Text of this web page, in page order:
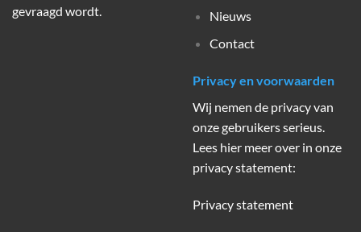
gevraagd wordt.
Nieuws
Contact
Privacy en voorwaarden
Wij nemen de privacy van
onze gebruikers serieus.
Lees hier meer over in onze
privacy statement:
Privacy statement